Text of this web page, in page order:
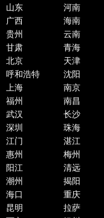
山东
河南
广西
海南
贵州
云南
甘肃
青海
北京
天津
呼和浩特
沈阳
上海
南京
福州
南昌
武汉
长沙
深圳
珠海
江门
湛江
惠州
梅州
阳江
清远
潮州
揭阳
海口
重庆
昆明
拉萨